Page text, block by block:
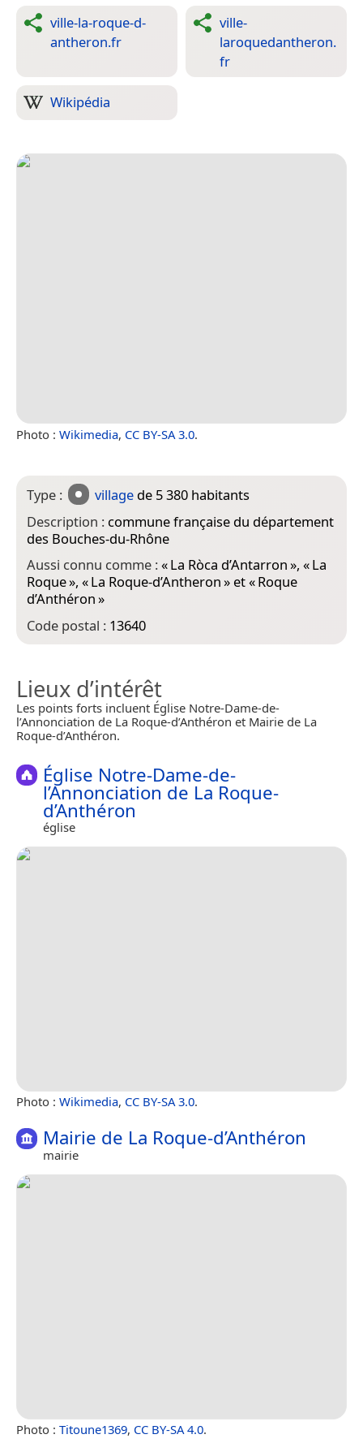
ville-la-roque-d-
antheron.fr
ville-
laroquedantheron.
fr
Wikipédia
Photo : Wikimedia, CC BY-SA 3.0.
Type : village de 5 380 habitants
Description : commune française du département
des Bouches-du-Rhône
Aussi connu comme :«La Ròca d’Antarron», «La
Roque», «La Roque-d’Antheron» et «Roque
d’Anthéron»
Code postal : 13640
Lieux d’intérêt
Les points forts incluent Église Notre-Dame-de-
l’Annonciation de La Roque-d’Anthéron et Mairie de La
Roque-d’Anthéron.
Église Notre-Dame-de-
l’Annonciation de La Roque-
d’Anthéron
église
Photo : Wikimedia, CC BY-SA 3.0.
Mairie de La Roque-d’Anthéron
mairie
Photo : Titoune1369, CC BY-SA 4.0.